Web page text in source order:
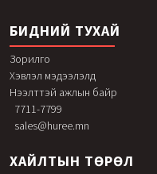
БИДНИЙ ТУХАЙ
Зорилго
Хэвлэл мэдээлэлд
Нээлттэй ажлын байр
7711-7799
sales@huree.mn
ХАЙЛТЫН ТӨРӨЛ